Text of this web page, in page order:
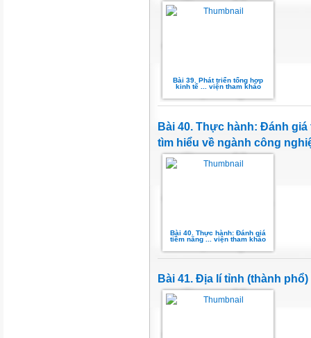
Bài 39. Phát triển tổng hợp
kinh tế ... viện tham khảo
Bài 40. Thực hành: Đánh
tìm hiểu về ngành công
Bài 40. Thực hành: Đánh giá
tiềm năng ... viện tham khảo
Bài 41. Địa lí tỉnh (thành phổ)